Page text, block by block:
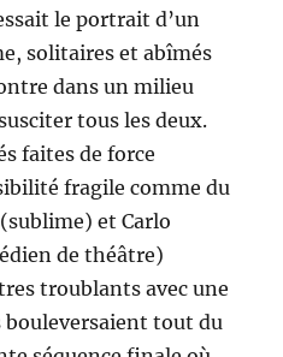
le portrait d’un
solitaires et abîmés
dans un milieu
tous les deux.
faites de force
fragile comme du
et Carlo
de théâtre)
troublants avec une
tout du